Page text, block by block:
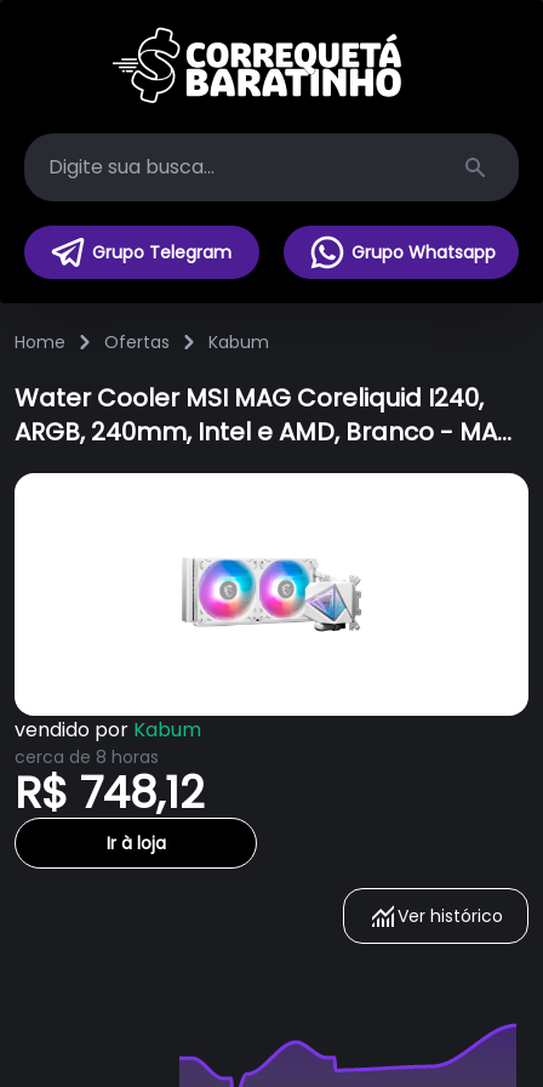
Search
Grupo Telegram Grupo Whatsapp
Home Ofertas Kabum
Water Cooler MSI MAG Coreliquid I240,
ARGB, 240mm, Intel e AMD, Branco - MAG
CORELIQUID I240 WHITE
vendido por Kabum
cerca de 8 horas
R$ 748,12
Ir à loja
Ver histórico